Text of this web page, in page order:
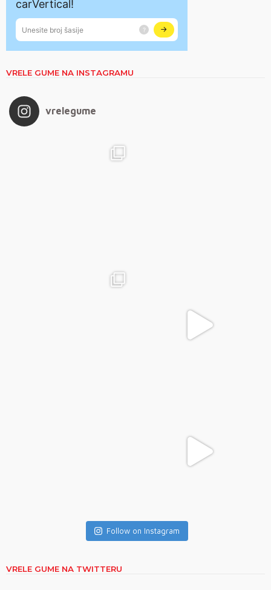
VRELE GUME NA INSTAGRAMU
vrelegume
Follow on Instagram
VRELE GUME NA TWITTERU